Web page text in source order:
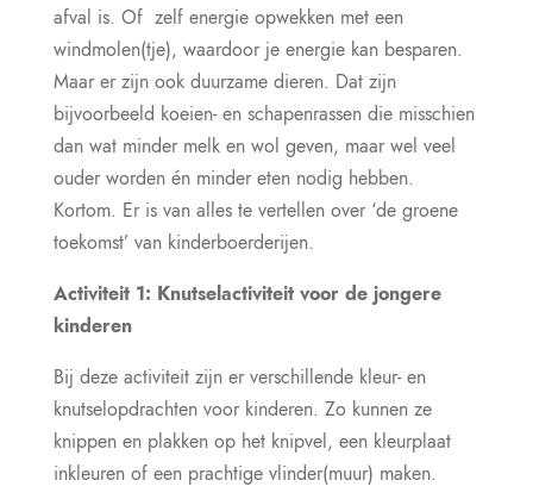
afval is. Of zelf energie opwekken met een
windmolen(tje), waardoor je energie kan besparen.
Maar er zijn ook duurzame dieren. Dat zijn
bijvoorbeeld koeien- en schapenrassen die misschien
dan wat minder melk en wol geven, maar wel veel
ouder worden én minder eten nodig hebben.
Kortom. Er is van alles te vertellen over ‘de groene
toekomst’ van kinderboerderijen.
Activiteit 1: Knutselactiviteit voor de jongere
kinderen
Bij deze activiteit zijn er verschillende kleur- en
knutselopdrachten voor kinderen. Zo kunnen ze
knippen en plakken op het knipvel, een kleurplaat
inkleuren of een prachtige vlinder(muur) maken.